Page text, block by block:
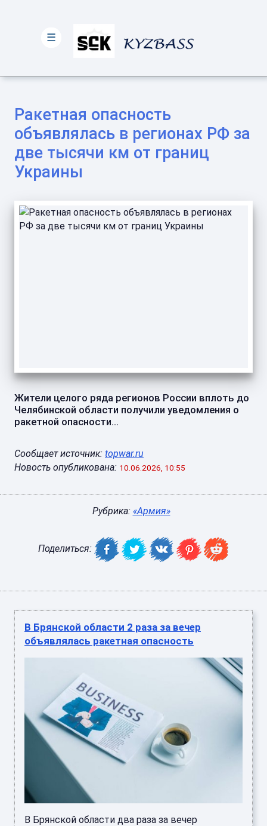
Ракетная опасность
объявлялась в регионах РФ за
две тысячи км от границ
Украины
Жители целого ряда регионов России вплоть до
Челябинской области получили уведомления о
ракетной опасности...
Сообщает источник: topwar.ru
Новость опубликована: 10.06.2026, 10:55
Рубрика: «Армия»
Поделиться:
В Брянской области 2 раза за вечер
объявлялась ракетная опасность
В Брянской области два раза за вечер
☰